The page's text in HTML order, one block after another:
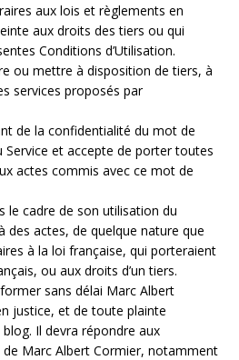
aux lois et règlements en
aux droits des tiers ou qui
Conditions d’Utilisation.
ou mettre à disposition de tiers, à
services proposés par
de la confidentialité du mot de
Service et accepte de porter toutes
actes commis avec ce mot de
le cadre de son utilisation du
des actes, de quelque nature que
à la loi française, qui porteraient
ou aux droits d’un tiers.
sans délai Marc Albert
justice, et de toute plainte
Il devra répondre aux
de Marc Albert Cormier, notamment